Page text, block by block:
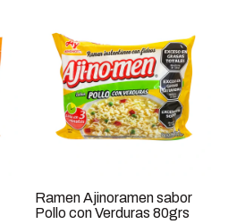
Ramen Ajinoramen sabor
Pollo con Verduras 80grs